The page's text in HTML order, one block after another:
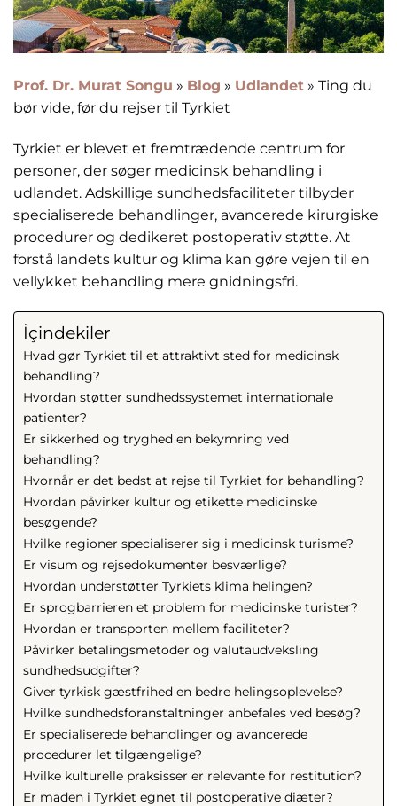
Prof. Dr. Murat Songu » Blog » Udlandet » Ting du
bør vide, før du rejser til Tyrkiet
Tyrkiet er blevet et fremtrædende centrum for
personer, der søger medicinsk behandling i
udlandet. Adskillige sundhedsfaciliteter tilbyder
specialiserede behandlinger, avancerede kirurgiske
procedurer og dedikeret postoperativ støtte. At
forstå landets kultur og klima kan gøre vejen til en
vellykket behandling mere gnidningsfri.
İçindekiler
Hvad gør Tyrkiet til et attraktivt sted for medicinsk
behandling?
Hvordan støtter sundhedssystemet internationale
patienter?
Er sikkerhed og tryghed en bekymring ved
behandling?
Hvornår er det bedst at rejse til Tyrkiet for behandling?
Hvordan påvirker kultur og etikette medicinske
besøgende?
Hvilke regioner specialiserer sig i medicinsk turisme?
Er visum og rejsedokumenter besværlige?
Hvordan understøtter Tyrkiets klima helingen?
Er sprogbarrieren et problem for medicinske turister?
Hvordan er transporten mellem faciliteter?
Påvirker betalingsmetoder og valutaudveksling
sundhedsudgifter?
Giver tyrkisk gæstfrihed en bedre helingsoplevelse?
Hvilke sundhedsforanstaltninger anbefales ved besøg?
Er specialiserede behandlinger og avancerede
procedurer let tilgængelige?
Hvilke kulturelle praksisser er relevante for restitution?
Er maden i Tyrkiet egnet til postoperative diæter?